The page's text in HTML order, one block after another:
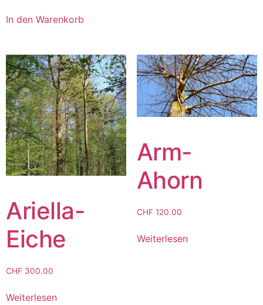
In den Warenkorb
Ariella-
Eiche
CHF 300.00
Weiterlesen
Arm-
Ahorn
CHF120.00
Weiterlesen